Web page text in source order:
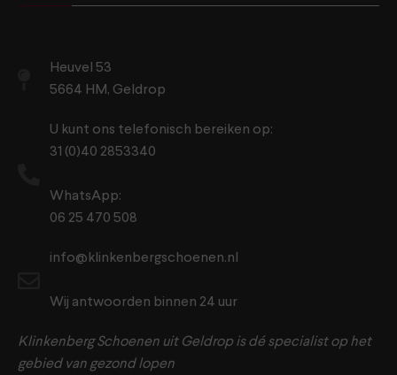
Heuvel 53
5664 HM, Geldrop
U kunt ons telefonisch bereiken op:
31 (0)40 2853340
WhatsApp:
06 25 470 508
info@klinkenbergschoenen.nl
Wij antwoorden binnen 24 uur
Klinkenberg Schoenen uit Geldrop is dé specialist op het
gebied van gezond lopen